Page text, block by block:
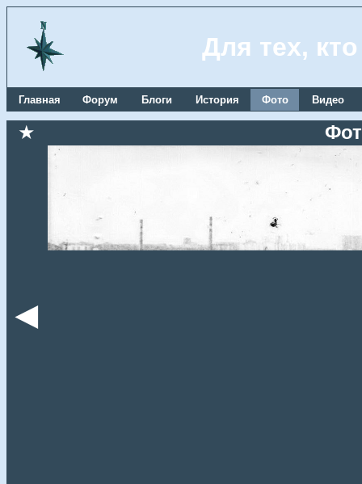
Для тех,
Главная Форум Блоги История Фото Видео
★
◄